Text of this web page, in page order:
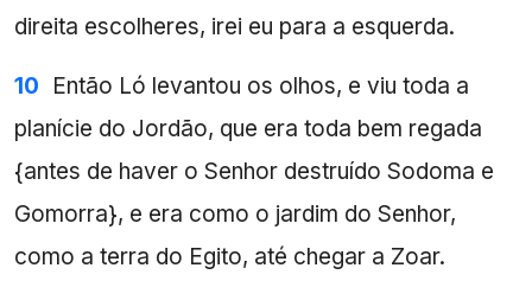
direita escolheres, irei eu para a esquerda.
10
Então Ló levantou os olhos, e viu toda a
planície do Jordão, que era toda bem regada
{antes de haver o Senhor destruído Sodoma e
Gomorra}, e era como o jardim do Senhor,
como a terra do Egito, até chegar a Zoar.